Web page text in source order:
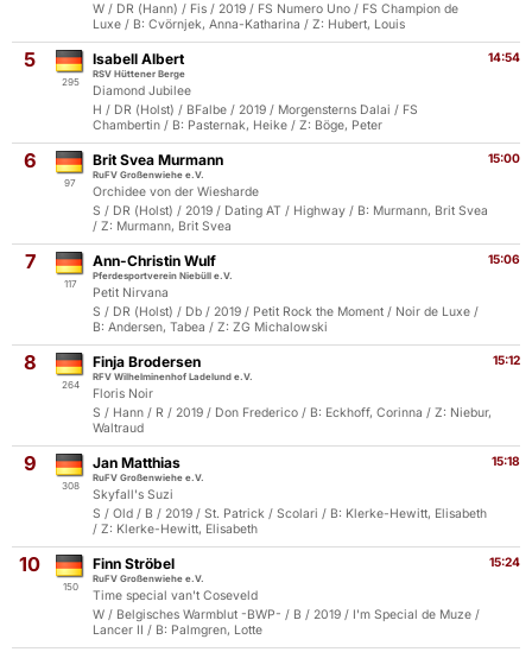
W / DR (Hann) / Fis / 2019 / FS Numero Uno / FS Champion de
Luxe / B: Cvörnjek, Anna-Katharina / Z: Hubert, Louis
5
295
14:54
Isabell Albert
RSV Hüttener Berge
Diamond Jubilee
H / DR (Holst) / BFalbe / 2019 / Morgensterns Dalai / FS
Chambertin / B: Pasternak, Heike / Z: Böge, Peter
6
97
15:00
Brit Svea Murmann
RuFV Großenwiehe e.V.
Orchidee von der Wiesharde
S / DR (Holst) / 2019 / Dating AT / Highway / B: Murmann, Brit Svea
/ Z: Murmann, Brit Svea
7
117
15:06
Ann-Christin Wulf
Pferdesportverein Niebüll e.V.
Petit Nirvana
S / DR (Holst) / Db / 2019 / Petit Rock the Moment / Noir de Luxe /
B: Andersen, Tabea / Z: ZG Michalowski
8
264
15:12
Finja Brodersen
RFV Wilhelminenhof Ladelund e.V.
Floris Noir
S / Hann / R / 2019 / Don Frederico / B: Eckhoff, Corinna / Z: Niebur,
Waltraud
9
308
15:18
Jan Matthias
RuFV Großenwiehe e.V.
Skyfall's Suzi
S / Old / B / 2019 / St. Patrick / Scolari / B: Klerke-Hewitt, Elisabeth
/ Z: Klerke-Hewitt, Elisabeth
10
150
15:24
Finn Ströbel
RuFV Großenwiehe e.V.
Time special van't Coseveld
W / Belgisches Warmblut -BWP- / B / 2019 / I'm Special de Muze /
Lancer II / B: Palmgren, Lotte